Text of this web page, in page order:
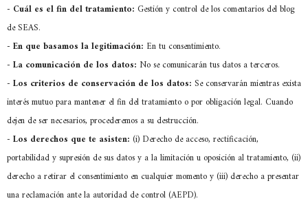
- Cuál es el fin del tratamiento: Gestión y control de los comentarios del blog
de SEAS.
- En que basamos la legitimación: En tu consentimiento.
- La comunicación de los datos: No se comunicarán tus datos a terceros.
- Los criterios de conservación de los datos: Se conservarán mientras exista
interés mutuo para mantener el fin del tratamiento o por obligación legal. Cuando
dejen de ser necesarios, procederemos a su destrucción.
- Los derechos que te asisten: (i) Derecho de acceso, rectificación,
portabilidad y supresión de sus datos y a la limitación u oposición al tratamiento, (ii)
derecho a retirar el consentimiento en cualquier momento y (iii) derecho a presentar
una reclamación ante la autoridad de control (AEPD).